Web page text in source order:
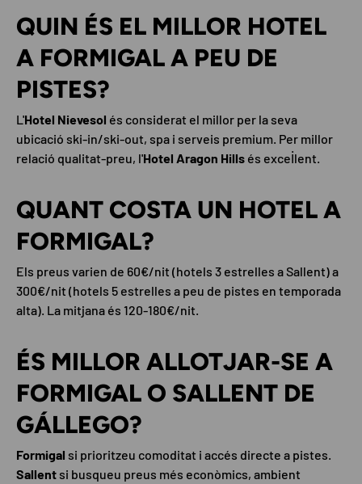
QUIN ÉS EL MILLOR HOTEL
A FORMIGAL A PEU DE
PISTES?
L'Hotel Nievesol és considerat el millor per la seva
ubicació ski-in/ski-out, spa i serveis premium. Per millor
relació qualitat-preu, l'Hotel Aragon Hills és excel·lent.
QUANT COSTA UN HOTEL A
FORMIGAL?
Els preus varien de 60€/nit (hotels 3 estrelles a Sallent) a
300€/nit (hotels 5 estrelles a peu de pistes en temporada
alta). La mitjana és 120-180€/nit.
ÉS MILLOR ALLOTJAR-SE A
FORMIGAL O SALLENT DE
GÁLLEGO?
Formigal si prioritzeu comoditat i accés directe a pistes.
Sallent si busqueu preus més econòmics, ambient